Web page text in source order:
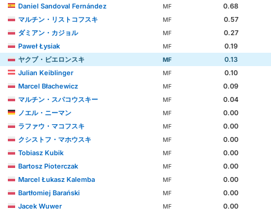
Daniel Sandoval Fernández MF
0.68
マルチン・リストコフスキ
MF
0.57
ダミアン・カジョル
MF
0.27
Paweł Łysiak
MF
0.19
ヤクブ・ビエロンスキ
MF
0.13
Julian Keiblinger
MF
0.10
Marcel Błachewicz
MF
0.09
マルチン・スパコウスキー
MF
0.04
ノエル・ニーマン
MF
0.00
ラファウ・マコフスキ
MF
0.00
クシストフ・マホウスキ
MF
0.00
Tobiasz Kubik
MF
0.00
Bartosz Pioterczak
MF
0.00
Marcel Łukasz Kalemba
MF
0.00
Bartłomiej Barański
MF
0.00
Jacek Wuwer
MF 0.00